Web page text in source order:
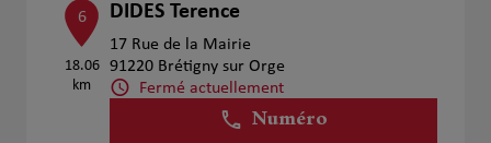
6
18.06
km
DIDES Terence
17 Rue de la Mairie
91220 Brétigny sur Orge
Fermé actuellement
Numéro